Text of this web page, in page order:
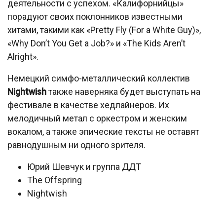
деятельности с успехом. «Калифорнийцы»
порадуют своих поклонников известными
хитами, такими как «Pretty Fly (For a White Guy)»,
«Why Don’t You Get a Job?» и «The Kids Aren’t
Alright».
Немецкий симфо-металлический коллектив
Nightwishтакже наверняка будет выступать на
фестивале в качестве хедлайнеров. Их
мелодичный метал с оркестром и женским
вокалом, а также эпические тексты не оставят
равнодушным ни одного зрителя.
Юрий Шевчук и группа ДДТ
The Offspring
Nightwish